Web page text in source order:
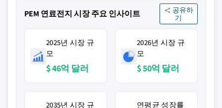
PEM 연료전지 시장 주요 인사이트
공유하
기
2025년 시장 규
모
$ 46억 달러
2026년 시장 규
모
$ 50억 달러
2035년 시장 규
연평균 성장률